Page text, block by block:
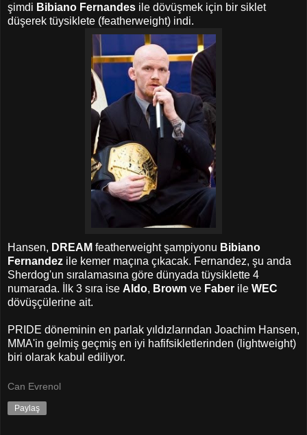
şimdi Bibiano Fernandes ile dövüşmek için bir siklet
düşerek tüysiklete (featherweight) indi.
Hansen, DREAM featherweight şampiyonu Bibiano
Fernandez ile kemer maçına çıkacak. Fernandez, şu anda
Sherdog'un sıralamasına göre dünyada tüysiklette 4
numarada. İlk 3 sıra ise Aldo, Brown ve Faber ile WEC
dövüşçülerine ait.
PRIDE döneminin en parlak yıldızlarından Joachim Hansen,
MMA'in gelmiş geçmiş en iyi hafifsikletlerinden (lightweight)
biri olarak kabul ediliyor.
Can Evrenol
Paylaş